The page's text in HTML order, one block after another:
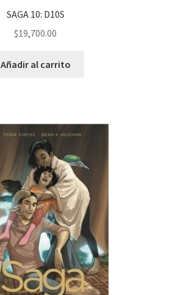
SAGA 10: D10S
$19,700.00
Añadir al carrito